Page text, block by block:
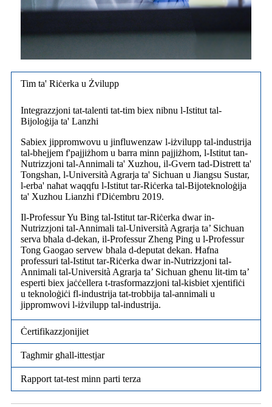
Tim ta' Riċerka u Żvilupp
Integrazzjoni tat-talenti tat-tim biex nibnu l-Istitut tal-
Bijoloġija ta' Lanzhi
Sabiex jippromwovu u jinfluwenzaw l-iżvilupp tal-industrija
tal-bhejjem f'pajjiżhom u barra minn pajjiżhom, l-Istitut tan-
Nutrizzjoni tal-Annimali ta' Xuzhou, il-Gvern tad-Distrett ta'
Tongshan, l-Università Agrarja ta' Sichuan u Jiangsu Sustar,
l-erba' naħat waqqfu l-Istitut tar-Riċerka tal-Bijoteknoloġija
ta' Xuzhou Lianzhi f'Diċembru 2019.
Il-Professur Yu Bing tal-Istitut tar-Riċerka dwar in-
Nutrizzjoni tal-Annimali tal-Università Agrarja ta’ Sichuan
serva bħala d-dekan, il-Professur Zheng Ping u l-Professur
Tong Gaogao servew bħala d-deputat dekan. Ħafna
professuri tal-Istitut tar-Riċerka dwar in-Nutrizzjoni tal-
Annimali tal-Università Agrarja ta’ Sichuan għenu lit-tim ta’
esperti biex jaċċellera t-trasformazzjoni tal-kisbiet xjentifiċi
u teknoloġiċi fl-industrija tat-trobbija tal-annimali u
jippromwovi l-iżvilupp tal-industrija.
Ċertifikazzjonijiet
Tagħmir għall-ittestjar
Rapport tat-test minn parti terza